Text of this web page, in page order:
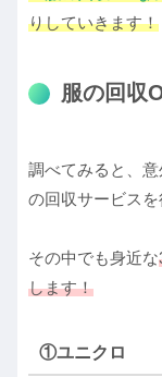
りしていきます！
服の回収
調べてみると、
の回収サービスを
その中でも身近な
します！
①ユニクロ